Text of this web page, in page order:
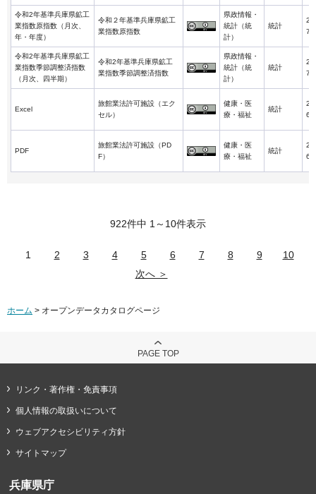
令和2年基準兵庫県鉱工
業指数原指数（月次、
年・年度）
令和２年基準兵庫県鉱工
業指数原指数
県政情報・
統計（統
計）
統計
7-
令和2年基準兵庫県鉱工
業指数季節調整済指数
（月次、四半期）
令和2年基準兵庫県鉱工
業指数季節調整済指数
県政情報・
統計（統
計）
統計
7-
Excel
旅館業法許可施設（エク
セル）
健康・医
療・福祉
統計
6-
PDF
旅館業法許可施設（PD
F）
健康・医
療・福祉
統計
6-
922件中 1～10件表示
1 2 3 4 5 6 7 8 9
10
次へ ＞
ホーム > オープンデータカタログページ
PAGE TOP
リンク・著作権・免責事項
個人情報の取扱いについて
ウェブアクセシビリティ方針
サイトマップ
兵庫県庁